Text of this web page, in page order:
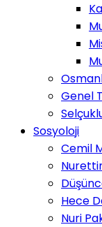
Genel
Sosyoloji
Cemil
Hece
Nuri